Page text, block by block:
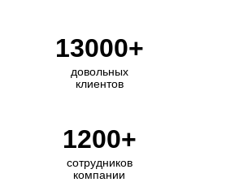
13000+
довольных
клиентов
1200+
сотрудников
компании